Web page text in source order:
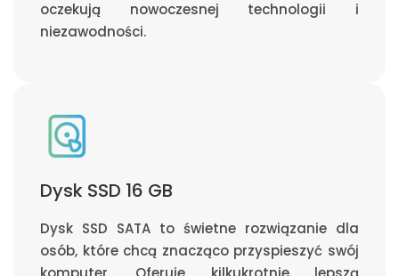
oczekują nowoczesnej technologii i
niezawodności.
Dysk SSD 16 GB
Dysk SSD SATA to świetne rozwiązanie dla
osób, które chcą znacząco przyspieszyć swój